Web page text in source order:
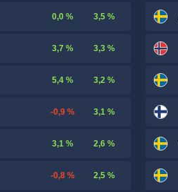
0,0 % 3,5 %
3,7 % 3,3 %
5,4 % 3,2 %
-0,9 % 3,1 %
3,1 % 2,6 %
-0,8 % 2,5 %